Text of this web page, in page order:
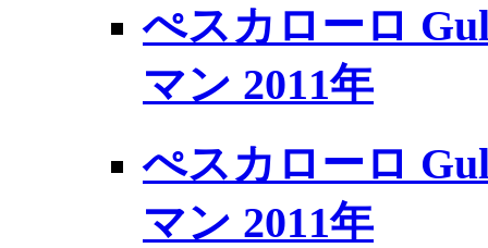
ぺスカローロ
マン 2011年
ぺスカローロ
マン 2011年